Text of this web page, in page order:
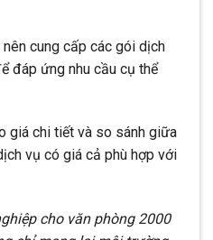
cung cấp các gói dịch
đáp ứng nhu cầu cụ thể
giá chi tiết và so sánh giữa
vụ có giá cả phù hợp với
cho văn phòng 2000